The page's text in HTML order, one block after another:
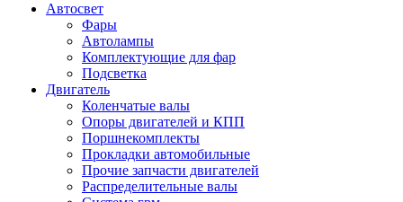
Автосвет
Фары
Автолампы
Комплектующие для фар
Подсветка
Двигатель
Коленчатые валы
Опоры двигателей и КПП
Поршнекомплекты
Прокладки автомобильные
Прочие запчасти двигателей
Распределительные валы